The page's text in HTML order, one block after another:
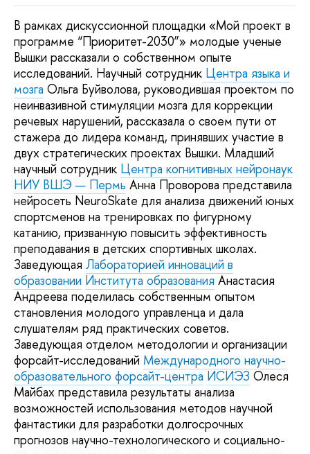
В рамках дискуссионной площадки «Мой проект в
программе “Приоритет-2030”» молодые ученые
Вышки рассказали о собственном опыте
исследований. Научный сотрудник Центра языка и
мозга Ольга Буйволова, руководившая проектом по
неинвазивной стимуляции мозга для коррекции
речевых нарушений, рассказала о своем пути от
стажера до лидера команд, принявших участие в
двух стратегических проектах Вышки. Младший
научный сотрудник Центра когнитивных нейронаук
НИУ ВШЭ — Пермь Анна Проворова представила
нейросеть NeuroSkate для анализа движений юных
спортсменов на тренировках по фигурному
катанию, призванную повысить эффективность
преподавания в детских спортивных школах.
Заведующая Лабораторией инноваций в
образовании Института образования Анастасия
Андреева поделилась собственным опытом
становления молодого управленца и дала
слушателям ряд практических советов.
Заведующая отделом методологии и организации
форсайт-исследований Международного научно-
образовательного форсайт-центра ИСИЭЗ Олеся
Майбах представила результаты анализа
возможностей использования методов научной
фантастики для разработки долгосрочных
прогнозов научно-технологического и социально-